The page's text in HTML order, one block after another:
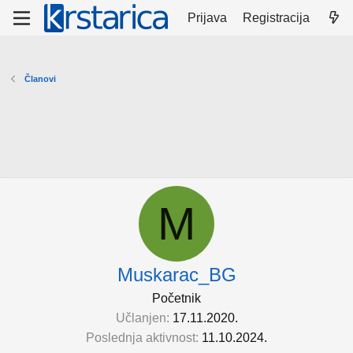
Prijava Registracija
Članovi
M
Muskarac_BG
Početnik
Učlanjen 17.11.2020.
Poslednja aktivnost 11.10.2024.